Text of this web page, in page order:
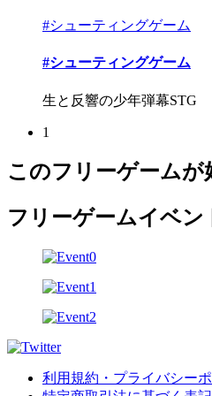
#シューティングゲーム
#シューティングゲーム
生と反響の少年弾幕STG
1
このフリーゲーム
フリーゲームイベン
利用規約・プライバシー